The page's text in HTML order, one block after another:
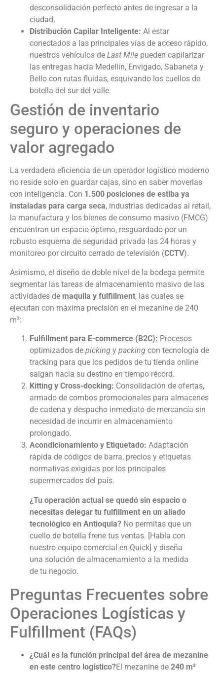
desconsolidación perfecto antes de ingresar a la
ciudad.
Distribución Capilar Inteligente: Al estar
conectados a las principales vías de acceso rápido,
nuestros vehículos de Last Mile pueden capilarizar
las entregas hacia Medellín, Envigado, Sabaneta y
Bello con rutas fluidas, esquivando los cuellos de
botella del sur del valle.
Gestión de inventario
seguro y operaciones de
valor agregado
La verdadera eficiencia de un operador logístico moderno
no reside solo en guardar cajas, sino en saber moverlas
con inteligencia. Con 1.500 posiciones de estiba ya
instaladas para carga seca, industrias dedicadas al retail,
la manufactura y los bienes de consumo masivo (FMCG)
encuentran un espacio óptimo, resguardado por un
robusto esquema de seguridad privada las 24 horas y
monitoreo por circuito cerrado de televisión (CCTV).
Asimismo, el diseño de doble nivel de la bodega permite
segmentar las tareas de almacenamiento masivo de las
actividades de maquila y fulfillment, las cuales se
ejecutan con máxima precisión en el mezanine de 240
m²:
Fulfillment para E-commerce (B2C): Procesos
optimizados de picking y packing con tecnología de
tracking para que los pedidos de tu tienda online
salgan hacia su destino en tiempo récord.
Kitting y Cross-docking: Consolidación de ofertas,
armado de combos promocionales para almacenes
de cadena y despacho inmediato de mercancía sin
necesidad de incurrir en almacenamiento
prolongado.
Acondicionamiento y Etiquetado: Adaptación
rápida de códigos de barra, precios y etiquetas
normativas exigidas por los principales
supermercados del país.
¿Tu operación actual se quedó sin espacio o
necesitas delegar tu fulfillment en un aliado
tecnológico en Antioquia? No permitas que un
cuello de botella frene tus ventas. [Habla con
nuestro equipo comercial en Quick] y diseña
una solución de almacenamiento a la medida
de tu negocio.
Preguntas Frecuentes sobre
Operaciones Logísticas y
Fulfillment (FAQs)
¿Cuál es la función principal del área de mezanine
en este centro logístico?El mezanine de 240 m²